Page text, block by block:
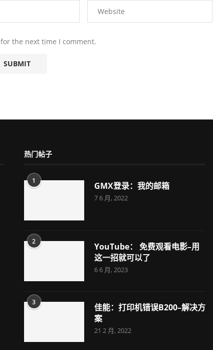
the next time I comment.
热门帖子
1 GMX登录：我的邮箱
7 6 月, 2022
2
YouTube： 免费观看电影–用
这一招就可以了
6 6 月, 2023
3
佳能：打印机错误B200–解决方
案
21 2 月, 2022